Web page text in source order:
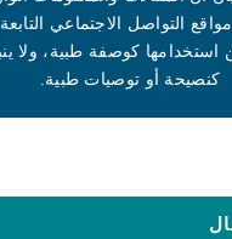
كوصفة طبية، ولا
كنصيحة أو توصيات طبية.